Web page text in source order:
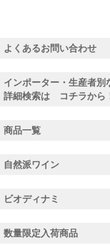
よくあるお問い合わせ
インポーター・生産者別
詳細検索は コチラから
商品一覧
自然派ワイン
ビオディナミ
数量限定入荷商品